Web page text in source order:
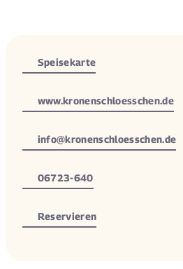
Speisekarte
www.kronenschloesschen.de
info@kronenschloesschen.de
06723-640
Reservieren